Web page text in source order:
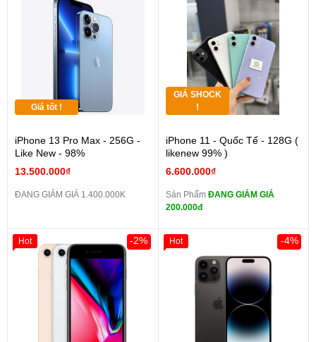
Giá tốt !
iPhone 13 Pro Max - 256G -
Like New - 98%
13.500.000₫
ĐANG GIẢM GIÁ 1.400.000K
GIÁ SHOCK
!
iPhone 11 - Quốc Tế - 128G (
likenew 99% )
6.600.000₫
Sản Phẩm ĐANG GIẢM GIÁ
200.000đ
-2%
Hot -4%
Hot